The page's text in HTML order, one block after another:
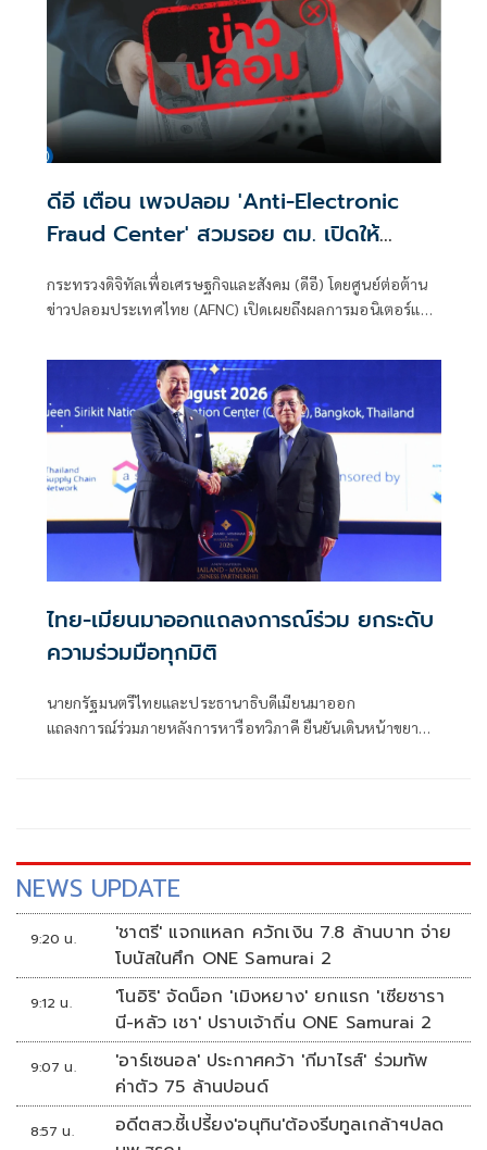
ดีอี เตือน เพจปลอม 'Anti-Electronic
Fraud Center' สวมรอย ตม. เปิดให้
ติดตามรับเงินคืนจาก 'สแกมเมอร์' ระวัง
สูญเงิน-ข้อมูลส่วนบุคคล
กระทรวงดิจิทัลเพื่อเศรษฐกิจและสังคม (ดีอี) โดยศูนย์ต่อต้าน
ข่าวปลอมประเทศไทย (AFNC) เปิดเผยถึงผลการมอนิเตอร์และ
ปัญหาภัยความมั่นคงและภัยทางสังคมของนายไชยชนก ชิดชอบ
รัฐมนตรีว่าการกระทรวงดิจิทัลเพื่อเศรษฐกิจและสังคม (ดีอี)
โดยยกระดับความสำคัญเรื่องการสร้างความตระหนักรู้เท่าทัน
ภัยอาชญากรรมทางเทคโนโลยี ข่าวปลอม และข้อมูลบิดเบือน
ไทย-เมียนมาออกแถลงการณ์ร่วม ยกระดับ
ความร่วมมือทุกมิติ
นายกรัฐมนตรีไทยและประธานาธิบดีเมียนมาออก
แถลงการณ์ร่วมภายหลังการหารือทวิภาคี ยืนยันเดินหน้าขยาย
NEWS UPDATE
9:20 น.
'ชาตรี' แจกแหลก ควักเงิน 7.8 ล้านบาท จ่าย
โบนัสในศึก ONE Samurai 2
9:12 น.
'โนอิริ' จัดน็อก 'เมิงหยาง' ยกแรก 'เซียซารา
นี-หลัว เชา' ปราบเจ้าถิ่น ONE Samurai 2
9:07 น.
'อาร์เซนอล' ประกาศคว้า 'กีมาไรส์' ร่วมทัพ
ค่าตัว 75 ล้านปอนด์
8:57 น.
อดีตสว.ชี้เปรี้ยง'อนุทิน'ต้องรีบทูลเกล้าฯปลด